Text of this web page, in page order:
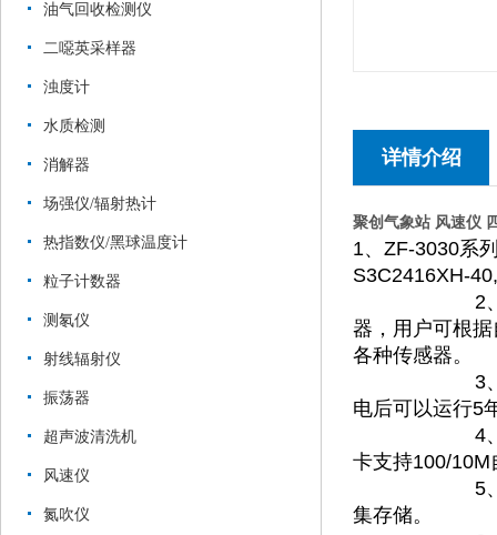
油气回收检测仪
二噁英采样器
浊度计
水质检测
消解器
场强仪/辐射热计
热指数仪/黑球温度计
粒子计数器
测氡仪
射线辐射仪
振荡器
超声波清洗机
风速仪
氮吹仪
详情介绍
聚创气象站 风速仪
1、ZF-3030系
S3C2416XH-
2、支持多种
器，用户可根
各种传感器。
3、高性能稳
电后可以运行5
4、通讯方式
卡支持100/
5、RAM:
集存储。